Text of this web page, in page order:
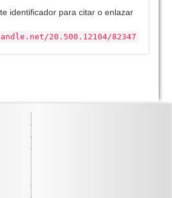
identificador para citar o enlazar
20.500.12104/82347